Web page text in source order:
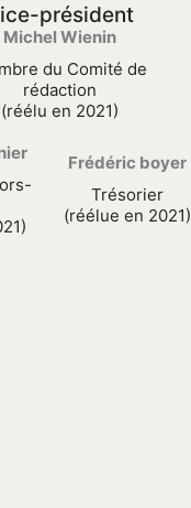
président
Michel Wienin
du Comité de
rédaction
(réélu en 2021)
Frédéric boyer
Trésorier
(réélue en 2021)